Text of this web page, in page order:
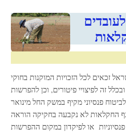
זכאים לכל הזכויות המוקנות בחוקי
זה לפיצויי פיטורים, וכן להפרשות
פנסיוני מקיף במשק החל מינואר
בענף החקלאות לא נקבעה בחקיקה הוראה
או לפיקדון במקום ההפרשות